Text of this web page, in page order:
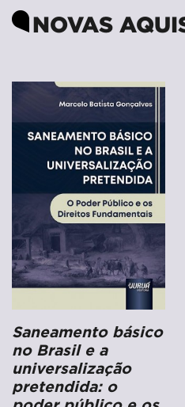
NOVAS
Saneamento básico
no Brasil e a
universalização
pretendida: o